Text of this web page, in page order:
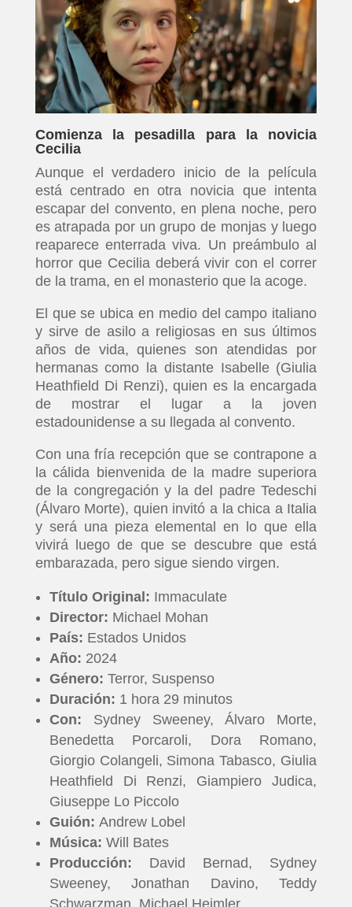
Comienza la pesadilla para la novicia
Cecilia
Aunque el verdadero inicio de la película
está centrado en otra novicia que intenta
escapar del convento, en plena noche, pero
es atrapada por un grupo de monjas y luego
reaparece enterrada viva. Un preámbulo al
horror que Cecilia deberá vivir con el correr
de la trama, en el monasterio que la acoge.
El que se ubica en medio del campo italiano
y sirve de asilo a religiosas en sus últimos
años de vida, quienes son atendidas por
hermanas como la distante Isabelle (Giulia
Heathfield Di Renzi), quien es la encargada
de mostrar el lugar a la joven
estadounidense a su llegada al convento.
Con una fría recepción que se contrapone a
la cálida bienvenida de la madre superiora
de la congregación y la del padre Tedeschi
(Álvaro Morte), quien invitó a la chica a Italia
y será una pieza elemental en lo que ella
vivirá luego de que se descubre que está
embarazada, pero sigue siendo virgen.
Título Original: Immaculate
Director: Michael Mohan
País: Estados Unidos
Año: 2024
Género: Terror, Suspenso
Duración: 1 hora 29 minutos
Con: Sydney Sweeney, Álvaro Morte,
Benedetta Porcaroli, Dora Romano,
Giorgio Colangeli, Simona Tabasco, Giulia
Heathfield Di Renzi, Giampiero Judica,
Giuseppe Lo Piccolo
Guión: Andrew Lobel
Música: Will Bates
Producción: David Bernad, Sydney
Sweeney, Jonathan Davino, Teddy